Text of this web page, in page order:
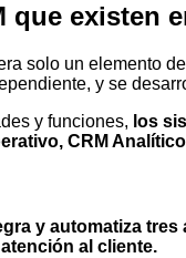
que existen
solo un elemento
y se
y funciones, los
CRM
y automatiza
al cliente.